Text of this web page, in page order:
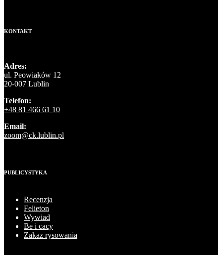
KONTAKT
Adres:
ul. Peowiaków 12
20-007 Lublin
Telefon:
+48 81 466 61 10
Email:
zoom@ck.lublin.pl
PUBLICYSTYKA
Recenzja
Felieton
Wywiad
Be i cacy
Zakaz rysowania